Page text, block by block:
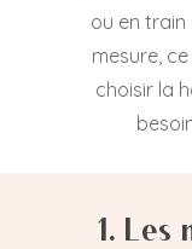
ou en train
mesure,
choisir la
1. Les